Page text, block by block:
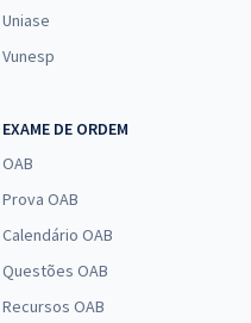
Uniase
Vunesp
EXAME DE ORDEM
OAB
Prova OAB
Calendário OAB
Questões OAB
Recursos OAB